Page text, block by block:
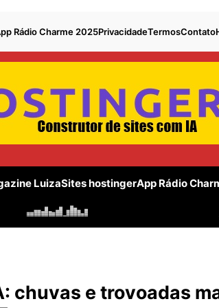
Rádio Charme 2025PrivacidadeTermosContato
LuizaSites hostingerApp Rádio
chuvas e trovoadas